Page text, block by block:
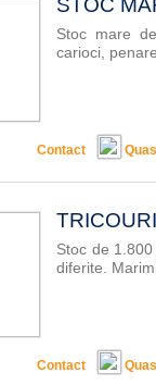
STOC
Stoc mare
carioci,
Contact
Stoc de
diferite.
Contact